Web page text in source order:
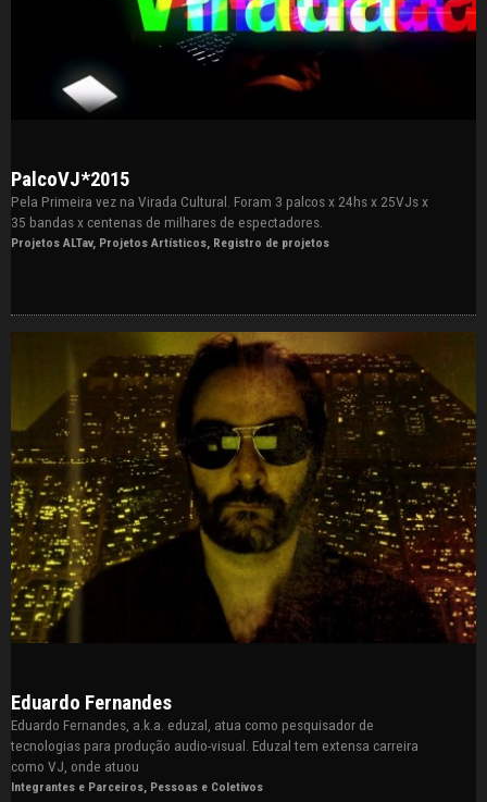
PalcoVJ*2015
Pela Primeira vez na Virada Cultural. Foram 3 palcos x 24hs x 25VJs x
35 bandas x centenas de milhares de espectadores.
Projetos ALTav, Projetos Artísticos Registro de projetos
Eduardo Fernandes
Eduardo Fernandes, a.k.a. eduzal, atua como pesquisador de
tecnologias para produção audio-visual. Eduzal tem extensa carreira
como VJ, onde atuou
Integrantes e Parceiros Pessoas e Coletivos